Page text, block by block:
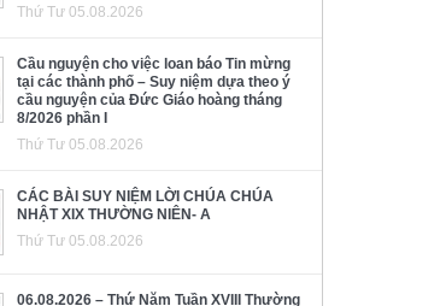
Thứ Tư 05.08.2026
Cầu nguyện cho việc loan báo Tin mừng
tại các thành phố – Suy niệm dựa theo ý
cầu nguyện của Đức Giáo hoàng tháng
8/2026 phần I
Thứ Tư 05.08.2026
CÁC BÀI SUY NIỆM LỜI CHÚA CHÚA
NHẬT XIX THƯỜNG NIÊN- A
Thứ Tư 05.08.2026
06.08.2026 – Thứ Năm Tuần XVIII Thường